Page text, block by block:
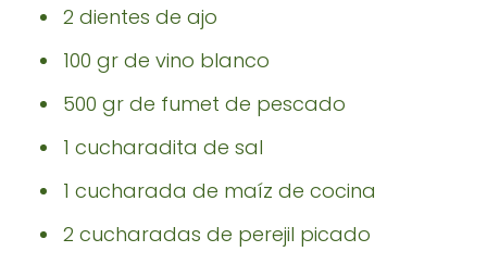
2 dientes de ajo
100 gr de vino blanco
500 gr de fumet de pescado
1 cucharadita de sal
1 cucharada de maíz de cocina
2 cucharadas de perejil picado